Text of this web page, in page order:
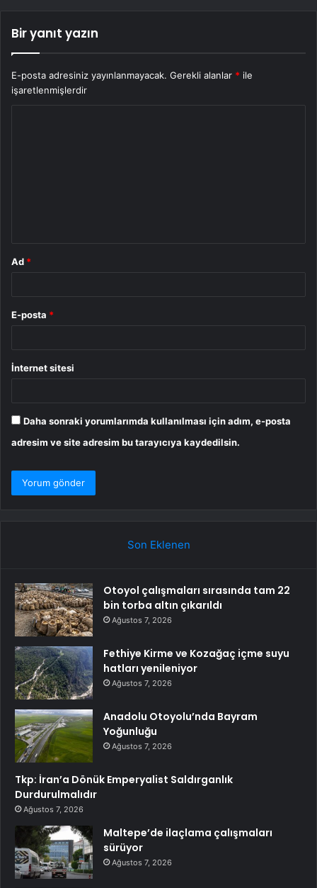
Bir yanıt yazın
E-posta adresiniz yayınlanmayacak. Gerekli alanlar * ile
işaretlenmişlerdir
Ad *
E-posta *
İnternet sitesi
Daha sonraki yorumlarımda kullanılması için adım, e-posta
adresim ve site adresim bu tarayıcıya kaydedilsin.
Son Eklenen
Otoyol çalışmaları sırasında tam 22
bin torba altın çıkarıldı
Ağustos 7, 2026
Fethiye Kirme ve Kozağaç içme suyu
hatları yenileniyor
Ağustos 7, 2026
Anadolu Otoyolu’nda Bayram
Yoğunluğu
Ağustos 7, 2026
Tkp: İran’a Dönük Emperyalist Saldırganlık
Durdurulmalıdır
Ağustos 7, 2026
Maltepe’de ilaçlama çalışmaları
sürüyor
Ağustos 7, 2026